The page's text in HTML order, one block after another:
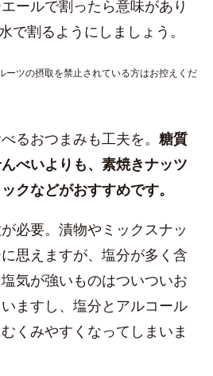
ールで割ったら意味があり
で割るようにしましょう。
ツの摂取を禁止されている方はお控えくだ
るおつまみも工夫を。 糖質
べいよりも、素焼きナッツ
クなどがおすすめです。
必要。漬物やミックスナッ
思えますが、塩分が多く含
気が強いものはついついお
ますし、塩分とアルコール
くみやすくなってしまいま